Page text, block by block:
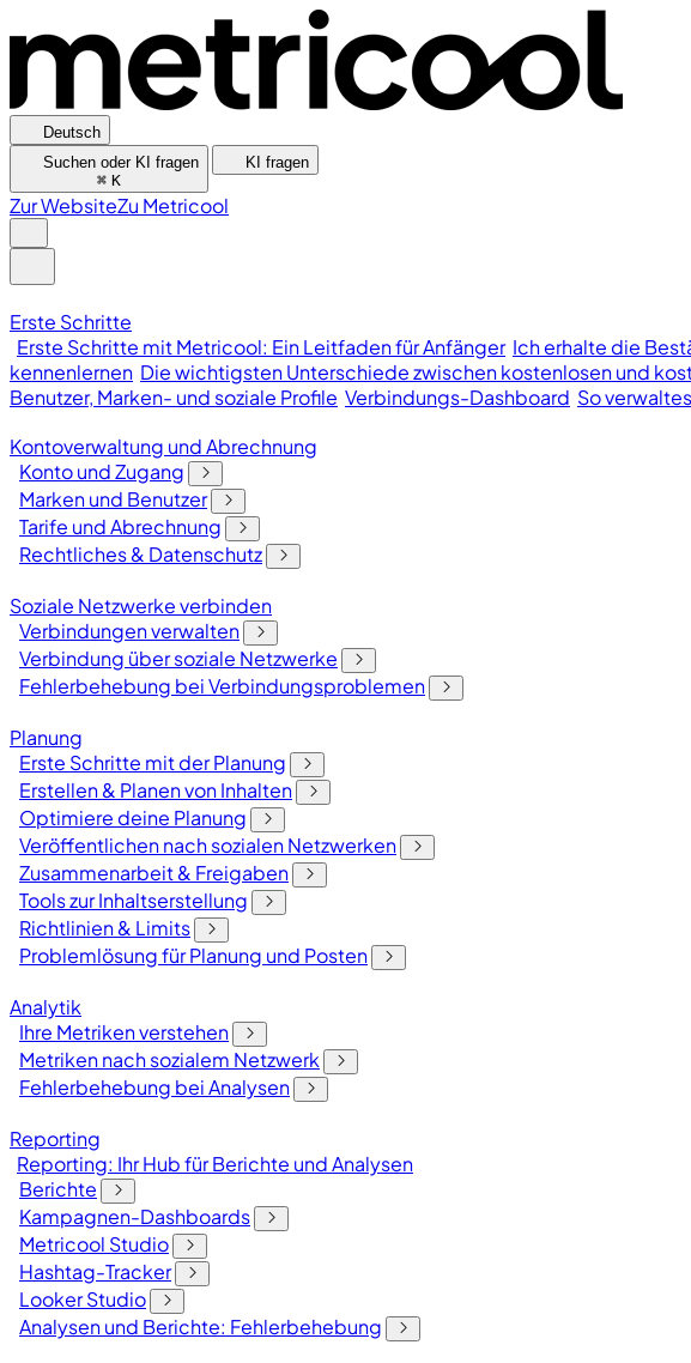
Deutsch
Suchen oder KI fragen
⌘ K
KI fragen
Zur WebsiteZu Metricool
Erste Schritte
Erste Schritte mit Metricool: Ein Leitfaden für Anfänger Ich erhalte die
kennenlernen Die wichtigsten Unterschiede zwischen kostenlosen und
Benutzer, Marken- und soziale Profile Verbindungs-Dashboard So
Kontoverwaltung und Abrechnung
Konto und Zugang
Marken und Benutzer
Tarife und Abrechnung
Rechtliches & Datenschutz
Soziale Netzwerke verbinden
Verbindungen verwalten
Verbindung über soziale Netzwerke
Fehlerbehebung bei Verbindungsproblemen
Planung
Erste Schritte mit der Planung
Erstellen & Planen von Inhalten
Optimiere deine Planung
Veröffentlichen nach sozialen Netzwerken
Zusammenarbeit & Freigaben
Tools zur Inhaltserstellung
Richtlinien & Limits
Problemlösung für Planung und Posten
Analytik
Ihre Metriken verstehen
Metriken nach sozialem Netzwerk
Fehlerbehebung bei Analysen
Reporting
Reporting: Ihr Hub für Berichte und Analysen
Berichte
Kampagnen-Dashboards
Metricool Studio
Hashtag-Tracker
Looker Studio
Analysen und Berichte: Fehlerbehebung